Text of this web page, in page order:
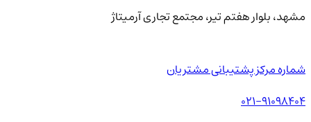
مشهد، بلوار هفتم تیر، مجتمع تجاری آرمیتاژ
شماره مرکز پشتیبانی مشتریان
021-91098404